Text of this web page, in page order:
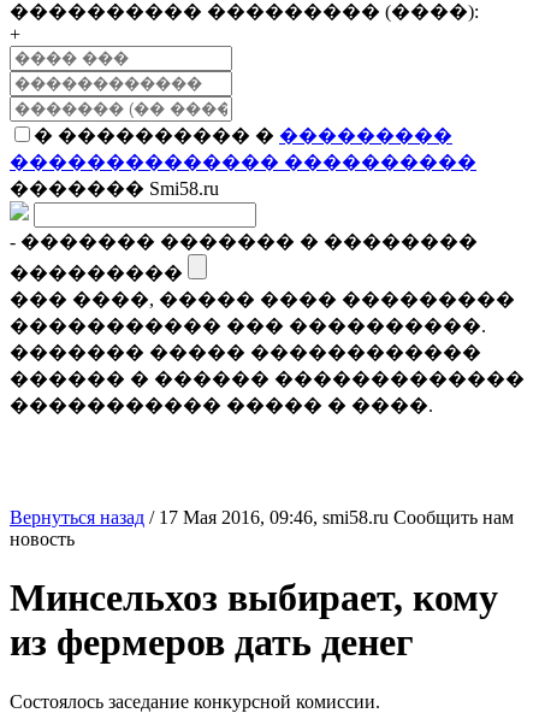
���������� ��������� (����):
+
� ���������� � ���������
�������������� ����������
������� Smi58.ru
- ������� ������� � ��������
���������
��� ����, ����� ���� ���������
����������� ��� ����������.
������� ����� ������������
������ � ������ �������������
����������� ����� � ����.
Вернуться назад / 17 Мая 2016, 09:46, smi58.ru Сообщить нам
новость
Минсельхоз выбирает, кому
из фермеров дать денег
Состоялось заседание конкурсной комиссии.